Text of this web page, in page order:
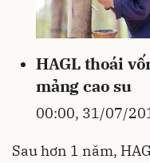
HAGL thoái
mảng cao su
00:00, 31/07/
Sau hơn 1 năm,